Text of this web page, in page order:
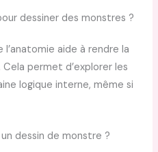
dessiner des monstres ?
l’anatomie aide à rendre la
permet d’explorer les
logique interne, même si
dessin de monstre ?